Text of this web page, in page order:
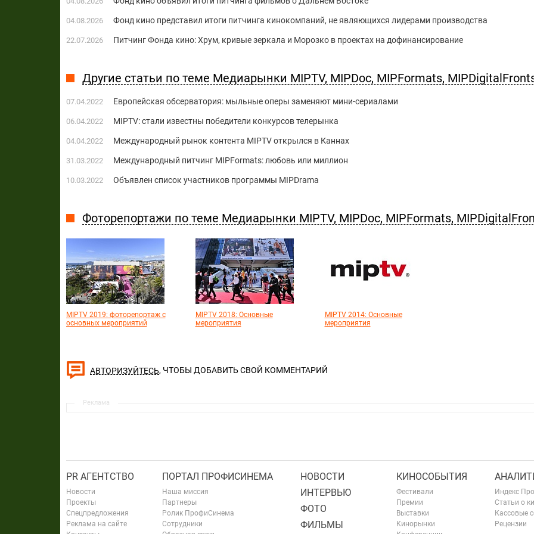
04.08.2026 Фонд кино представил итоги питчинга кинокомпаний, не являющихся лидерами производства
22.07.2026 Питчинг Фонда кино: Хрум, кривые зеркала и Морозко в проектах на дофинансирование
Другие статьи по теме Медиарынки MIPTV, MIPDoc, MIPFormats,
07.04.2022 Европейская обсерватория: мыльные оперы заменяют мини-сериалами
06.04.2022 MIPTV: стали известны победители конкурсов телерынка
04.04.2022 Международный рынок контента MIPTV открылся в Каннах
31.03.2022 Международный питчинг MIPFormats: любовь или миллион
10.03.2022 Объявлен список участников программы MIPDrama
Фоторепортажи по теме Медиарынки MIPTV, MIPDoc, MIPFormats,
MIPTV 2019: фоторепортаж с
основных мероприятий
MIPTV 2018: Основные
мероприятия
MIPTV 2014: Основные
мероприятия
АВТОРИЗУЙТЕСЬ, ЧТОБЫ ДОБАВИТЬ СВОЙ КОММЕНТАРИЙ
Реклама
PR АГЕНТСТВО
Новости
Проекты
Спецпредложения
Реклама на сайте
ПОРТАЛ ПРОФИСИНЕМА
Наша миссия
Партнеры
Ролик ПрофиСинема
Сотрудники
НОВОСТИ
ИНТЕРВЬЮ
ФОТО
ФИЛЬМЫ
КИНОСОБЫТИЯ
Фестивали
Премии
Выставки
Кинорынки
Индекс
Статьи о
Кассовые
Рецензии